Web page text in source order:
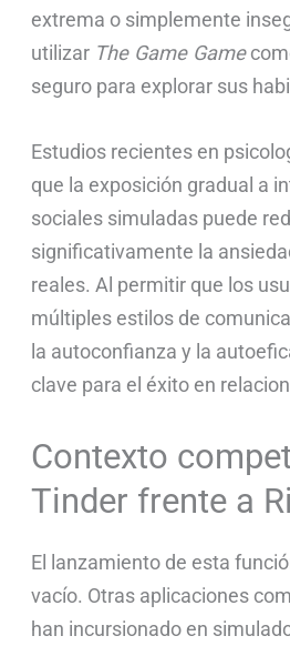
extrema o simplemente
utilizar The Game Game
seguro para explorar sus
Estudios recientes en
que la exposición gradual a
sociales simuladas puede
significativamente la
reales. Al permitir que los
múltiples estilos de
la autoconfianza y la
clave para el éxito en
Contexto
Tinder frente a
El lanzamiento de esta
vacío. Otras aplicaciones
han incursionado en